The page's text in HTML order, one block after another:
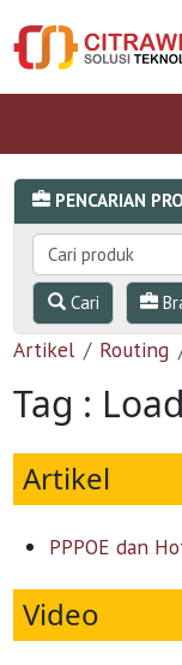
PENCARIAN
Cari
Artikel Routing
Tag :
Artikel
PPPOE dan
Video